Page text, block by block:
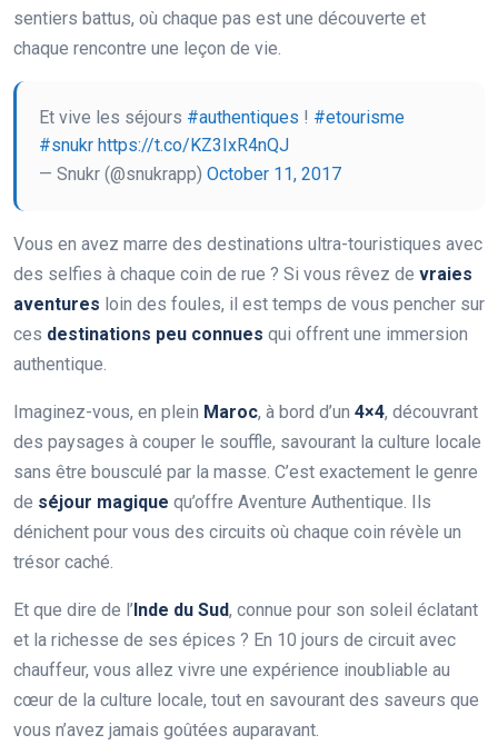
sentiers battus, où chaque pas est une découverte et
chaque rencontre une leçon de vie.
Et vive les séjours #authentiques ! #etourisme
#snukr https://t.co/KZ3IxR4nQJ
— Snukr (@snukrapp) October 11, 2017
Vous en avez marre des destinations ultra-touristiques avec
des selfies à chaque coin de rue ? Si vous rêvez de vraies
aventures loin des foules, il est temps de vous pencher sur
ces destinations peu connues qui offrent une immersion
authentique.
Imaginez-vous, en plein Maroc, à bord d’un 4×4, découvrant
des paysages à couper le souffle, savourant la culture locale
sans être bousculé par la masse. C’est exactement le genre
de séjour magique qu’offre Aventure Authentique. Ils
dénichent pour vous des circuits où chaque coin révèle un
trésor caché.
Et que dire de l’Inde du Sud, connue pour son soleil éclatant
et la richesse de ses épices ? En 10 jours de circuit avec
chauffeur, vous allez vivre une expérience inoubliable au
cœur de la culture locale, tout en savourant des saveurs que
vous n’avez jamais goûtées auparavant.